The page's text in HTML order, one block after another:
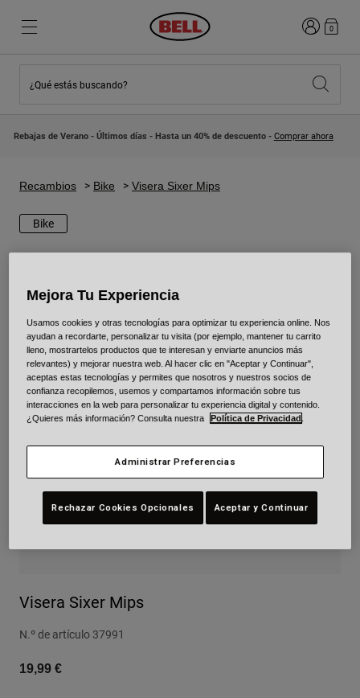
Novedades
Cascos Motocross Niño
Explora Moto
Abiertos / Jet
Motocross
Adventure
Recambios
Ver todo
Novedades
Lifestyle
Integrales
Carretera y Gravel
Urban
BMX
Recambios
Iniciar0
¿Qué estás buscando?
Rebajas de Verano - Últimos días - Hasta un 40% de descuento - Comprar ahora
Recambios Bike Visera Sixer Mips
Bike
Visera Sixer Mips
N.º de artículo 37991
19,99 €
Mejora Tu Experiencia
Usamos cookies y otras tecnologías para optimizar tu experiencia online. Nos
ayudan a recordarte, personalizar tu visita (por ejemplo, mantener tu carrito
lleno, mostrartelos productos que te interesan y enviarte anuncios más
relevantes) y mejorar nuestra web. Al hacer clic en "Aceptar y Continuar",
aceptas estas tecnologías y permites que nosotros y nuestros socios de
confianza recopilemos, usemos y compartamos información sobre tus
interacciones en la web para personalizar tu experiencia digital y contenido.
¿Quieres más información? Consulta nuestra
Política de Privacidad
Administrar Preferencias
Rechazar Cookies Opcionales Aceptar y Continuar